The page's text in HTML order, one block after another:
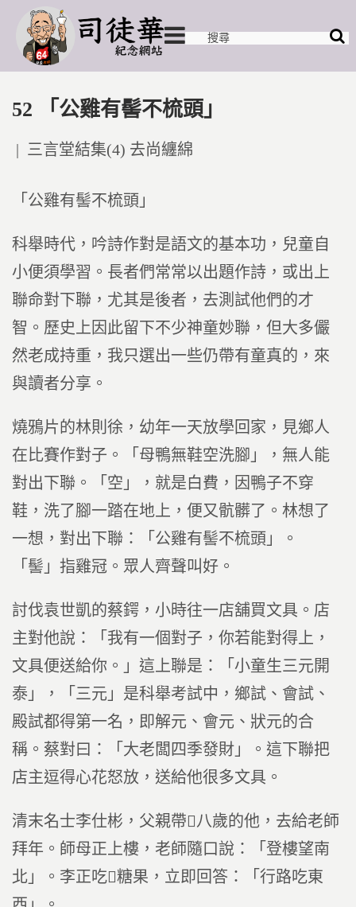
52 「公雞有髻不梳頭」
Posted
三言堂結集(4) 去尚纏綿
「公雞有髻不梳頭」
科舉時代，吟詩作對是語文的基本功，兒童自
小便須學習。長者們常常以出題作詩，或出上
聯命對下聯，尤其是後者，去測試他們的才
智。歷史上因此留下不少神童妙聯，但大多儼
然老成持重，我只選出一些仍帶有童真的，來
與讀者分享。
燒鴉片的林則徐，幼年一天放學回家，見鄉人
在比賽作對子。「母鴨無鞋空洗腳」，無人能
對出下聯。「空」，就是白費，因鴨子不穿
鞋，洗了腳一踏在地上，便又骯髒了。林想了
一想，對出下聯：「公雞有髻不梳頭」。
「髻」指雞冠。眾人齊聲叫好。
討伐袁世凱的蔡鍔，小時往一店舖買文具。店
主對他說：「我有一個對子，你若能對得上，
文具便送給你。」這上聯是：「小童生三元開
泰」，「三元」是科舉考試中，鄉試、會試、
殿試都得第一名，即解元、會元、狀元的合
稱。蔡對曰：「大老闆四季發財」。這下聯把
店主逗得心花怒放，送給他很多文具。
清末名士李仕彬，父親帶八歲的他，去給老師
拜年。師母正上樓，老師隨口說：「登樓望南
北」。李正吃糖果，立即回答：「行路吃東